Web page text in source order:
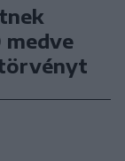
medve